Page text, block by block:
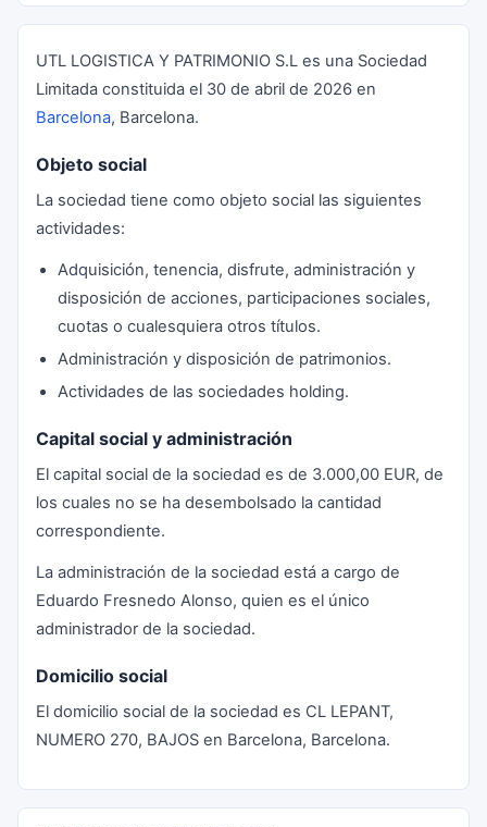
UTL LOGISTICA Y PATRIMONIO S.L es una Sociedad
Limitada constituida el 30 de abril de 2026 en
Barcelona, Barcelona.
Objeto social
La sociedad tiene como objeto social las siguientes
actividades:
Adquisición, tenencia, disfrute, administración y
disposición de acciones, participaciones sociales,
cuotas o cualesquiera otros títulos.
Administración y disposición de patrimonios.
Actividades de las sociedades holding.
Capital social y administración
El capital social de la sociedad es de 3.000,00 EUR, de
los cuales no se ha desembolsado la cantidad
correspondiente.
La administración de la sociedad está a cargo de
Eduardo Fresnedo Alonso, quien es el único
administrador de la sociedad.
Domicilio social
El domicilio social de la sociedad es CL LEPANT,
NUMERO 270, BAJOS en Barcelona, Barcelona.